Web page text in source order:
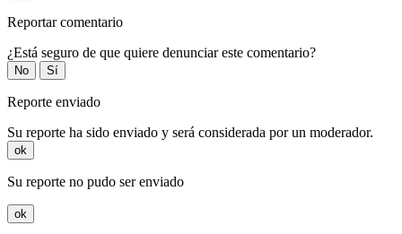
Reportar comentario
¿Está seguro de que quiere denunciar este comentario?
No Sí
Reporte enviado
Su reporte ha sido enviado y será considerada por un moderador.
ok
Su reporte no pudo ser enviado
ok